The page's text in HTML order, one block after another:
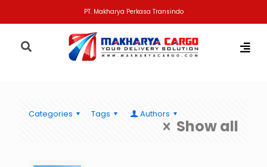
PT. Makharya Perkasa Transindo
Categories Tags Authors
Show all